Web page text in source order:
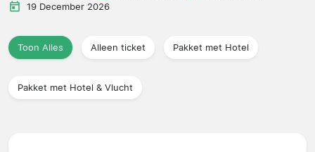
19 December 2026
Toon Alles Alleen ticket Pakket met Hotel
Pakket met Hotel & Vlucht